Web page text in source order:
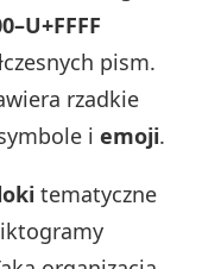
pism.
rzadkie
iemoji.
tematyczne